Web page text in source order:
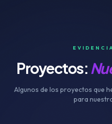
Proyectos:
Algunos de los proyectos que
para